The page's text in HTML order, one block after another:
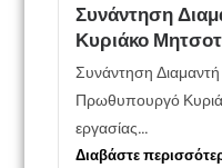
Συνάντηση
Κυριάκο
Συνάντηση
Πρωθυπουργό
εργασίας...
Διαβάστε